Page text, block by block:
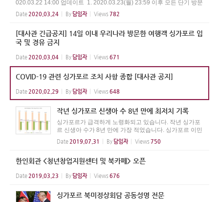
020.03.22 14:00 업데이트 ​ 1. 2020.03.23(월) 23:59 이후 ​모든 단기 방문
자 싱가포르 입국 및 경유 불허 ​ ​ 방문 이력 국가 싱가포르 국적 및 장기체
류비자 소지자 단기방문 외...
Date 2020.03.24 By 담임자 Views 782
[대사관 긴급공지] 14일 이내 우리나라 방문한 여행객 싱가포르 입
국 및 경유 금지
Date 2020.03.04 By 담임자 Views 671
COVID-19 관련 싱가포르 조치 사항 종합 [대사관 공지]
Date 2020.02.29 By 담임자 Views 648
작년 싱가포르 신생아 수 8년 만에 최저치 기록
싱가포르가 급격하게 노령화되고 있습니다. 작년 싱가포
르 신생아 수가 8년 만에 가장 적었습니다. 싱가포르 이민
국(ICA)이 발표한 보고서에 따르면 작년 출생한 아기 수는
39,039명으로 2017년 대비 1.5% 감소했으며 2010년 이
Date 2019.07.31 By 담임자 Views 750
한인회관 <청년창업지원센터 및 북카페> 오픈
Date 2019.03.23 By 담임자 Views 676
싱가포르 북미정상회담 공동성명 전문